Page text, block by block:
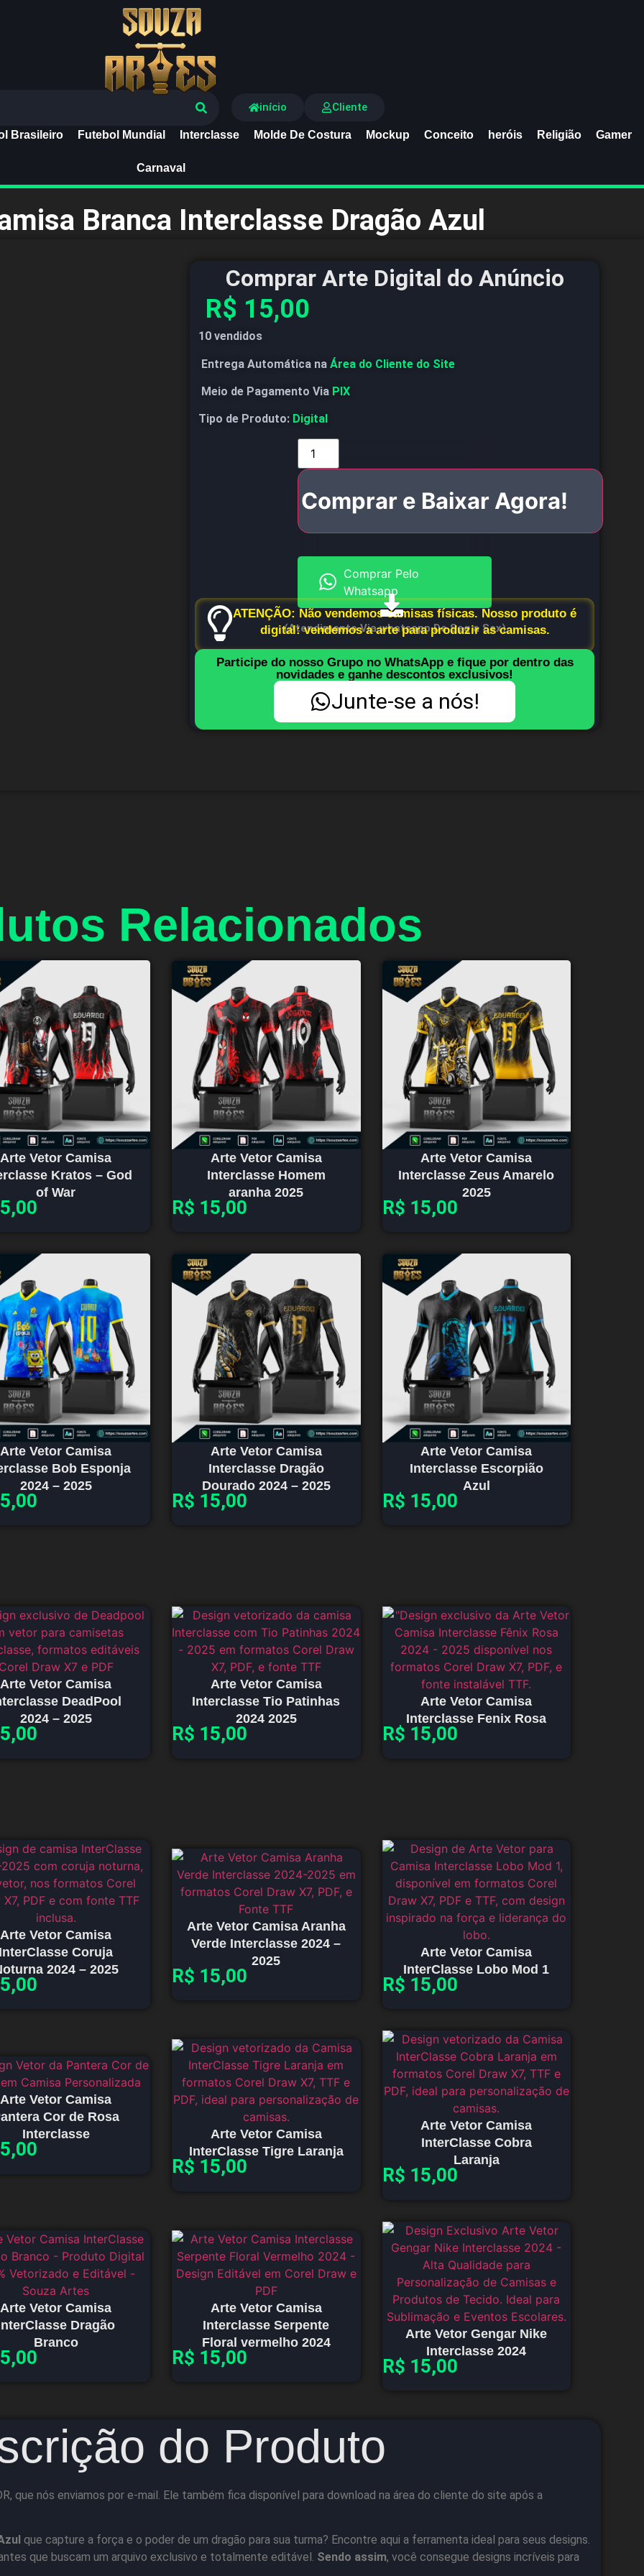
Brasileiro Futebol Mundial Interclasse Molde De Costura Mockup Conceito heróis Religião Gamer
Carnaval
início Cliente
Branca Interclasse Dragão Azul
Comprar Arte Digital do Anúncio
R$ 15,00
10 vendidos
Entrega Automática na Área do Cliente do Site
Meio de Pagamento Via PIX
Tipo de Produto: Digital
Comprar e Baixar Agora!
Comprar Pelo
Whatsapp
(Atendimento Via whatsapp De Seg a Sex)
ATENÇÃO: Não vendemos camisas físicas. Nosso produto é
digital: vendemos a arte para produzir as camisas.
Participe do nosso Grupo no WhatsApp e fique por dentro das
novidades e ganhe descontos exclusivos!
Junte-se a nós!
Relacionados
Arte Vetor Camisa
Kratos – God
of War
Arte Vetor Camisa
Interclasse Homem
aranha 2025
R$ 15,00
Arte Vetor Camisa
Interclasse Zeus Amarelo
2025
R$ 15,00
Arte Vetor Camisa
Bob Esponja
2024 – 2025
Arte Vetor Camisa
Interclasse Dragão
Dourado 2024 – 2025
R$ 15,00
Arte Vetor Camisa
Interclasse Escorpião
Azul
R$ 15,00
Arte Vetor Camisa
DeadPool
2024 – 2025
Arte Vetor Camisa
Interclasse Tio Patinhas
2024 2025
R$ 15,00
Arte Vetor Camisa
Interclasse Fenix Rosa
R$ 15,00
Arte Vetor Camisa
Coruja
2024 – 2025
Arte Vetor Camisa Aranha
Verde Interclasse 2024 –
2025
R$ 15,00
Arte Vetor Camisa
InterClasse Lobo Mod 1
R$ 15,00
Arte Vetor Camisa
Cor de Rosa
Interclasse
Arte Vetor Camisa
InterClasse Tigre Laranja
R$ 15,00
Arte Vetor Camisa
InterClasse Cobra
Laranja
R$ 15,00
Arte Vetor Camisa
Dragão
Branco
Arte Vetor Camisa
Interclasse Serpente
Floral vermelho 2024
R$ 15,00
Arte Vetor Gengar Nike
Interclasse 2024
R$ 15,00
do Produto
que nós enviamos por e-mail. Ele também fica disponível para download na área do cliente do site após a
que capture a força e o poder de um dragão para sua turma? Encontre aqui a ferramenta ideal para seus designs.
que buscam um arquivo exclusivo e totalmente editável. Sendo assim, você consegue designs incríveis para